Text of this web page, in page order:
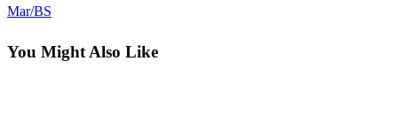
Mar/BS
You Might Also Like